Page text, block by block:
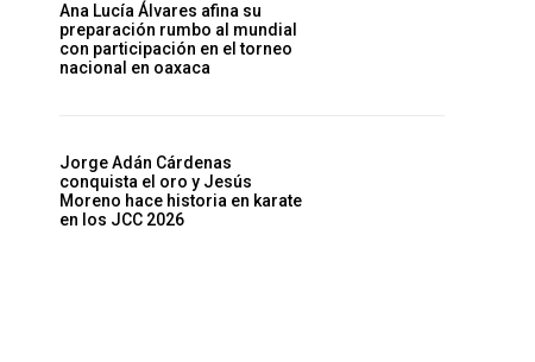
Ana Lucía Álvares afina su
preparación rumbo al mundial
con participación en el torneo
nacional en oaxaca
Jorge Adán Cárdenas
conquista el oro y Jesús
Moreno hace historia en karate
en los JCC 2026